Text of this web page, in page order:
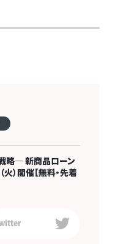
戦略― 新商品ローン
）開催【無料・先着